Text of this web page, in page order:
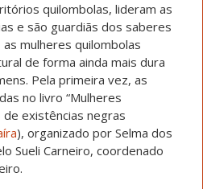
quilombolas, lideram as
e são guardiãs dos saberes
mulheres quilombolas
de forma ainda mais dura
Pela primeira vez, as
no livro “Mulheres
existências negras
), organizado por Selma dos
Sueli Carneiro, coordenado